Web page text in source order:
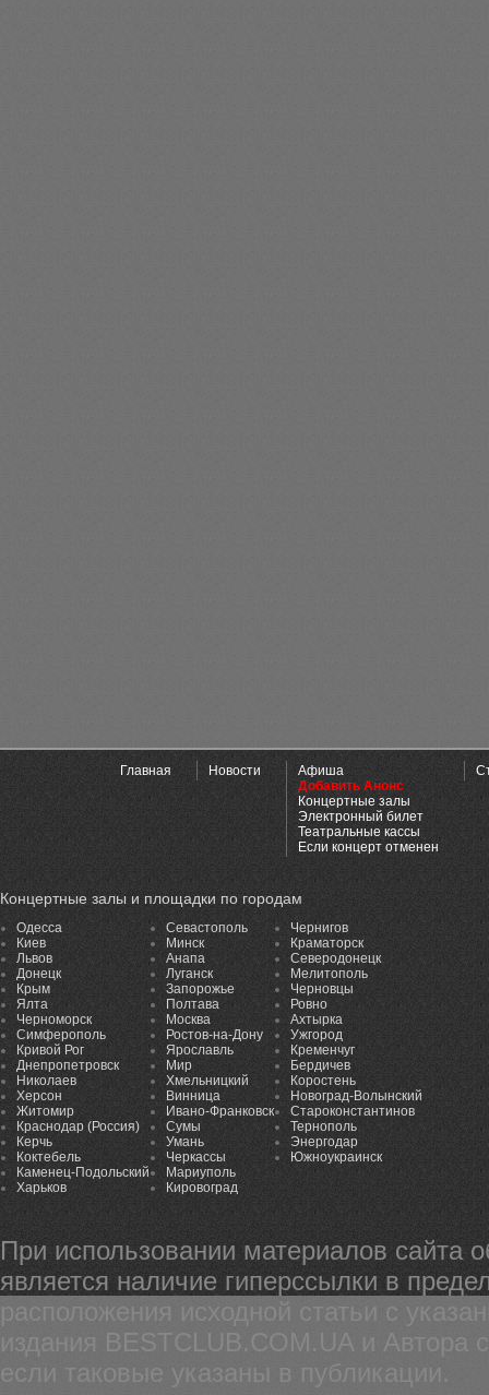
Главная Новости
Афиша
Добавить Анонс
Концертные залы
Электронный билет
Театральные кассы
Если концерт отменен
Концертные залы и площадки по городам
Одесса
Киев
Львов
Донецк
Крым
Ялта
Черноморск
Симферополь
Кривой Рог
Днепропетровск
Николаев
Херсон
Житомир
Краснодар (Россия)
Керчь
Коктебель
Каменец-Подольский
Харьков
Севастополь
Минск
Анапа
Луганск
Запорожье
Полтава
Москва
Ростов-на-Дону
Ярославль
Мир
Хмельницкий
Винница
Ивано-Франковск
Сумы
Умань
Черкассы
Мариуполь
Кировоград
Чернигов
Краматорск
Северодонецк
Мелитополь
Черновцы
Ровно
Ахтырка
Ужгород
Кременчуг
Бердичев
Коростень
Новоград-Волынский
Староконстантинов
Тернополь
Энергодар
Южноукраинск
При использовании материалов сайта
является наличие гиперссылки в
расположения исходной статьи с
издания BESTCLUB.COM.UA и Автора
если таковые указаны в публикации.